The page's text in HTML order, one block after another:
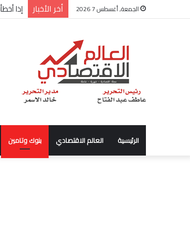
الجمعة, أغسطس 7 2026 أخر الأخبار شركة “Scope Developments” تعلن تولي أحمد كمال عيسى منصب الرئيس التنفيذي للقطاع التجاري
الرئيسية العالم الاقتصادي بنوك وتامين